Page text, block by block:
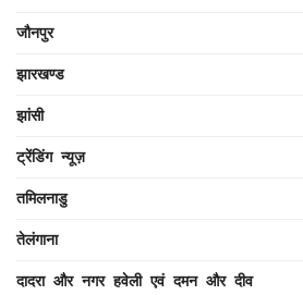
जौनपुर
झारखण्ड
झांसी
ट्रेंडिंग न्यूज़
तमिलनाडु
तेलंगाना
दादरा और नगर हवेली एवं दमन और दीव